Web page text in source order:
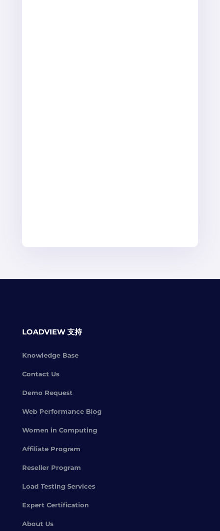
LOADVIEW 支持
Knowledge Base
Contact Us
Demo Request
Web Performance Blog
Women in Computing
Affiliate Program
Reseller Program
Load Testing Services
Expert Certification
About Us